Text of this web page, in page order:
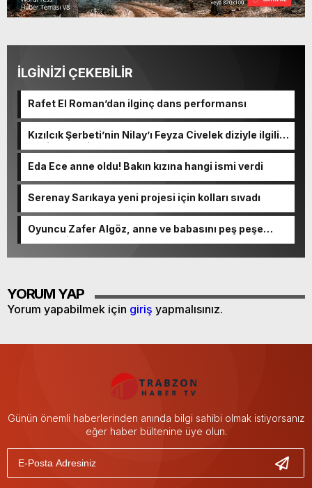
İLGİNİZİ ÇEKEBİLİR
Rafet El Roman’dan ilginç dans performansı
Kızılcık Şerbeti’nin Nilay’ı Feyza Civelek diziyle ilgili
spoiler verdi
Eda Ece anne oldu! Bakın kızına hangi ismi verdi
Serenay Sarıkaya yeni projesi için kolları sıvadı
Oyuncu Zafer Algöz, anne ve babasını peş peşe
kaybetti
YORUM YAP
Yorum yapabilmek için giriş yapmalısınız.
Günün önemli haberlerinden anında bilgi sahibi olmak istiyorsanız
eğer haber bültenine üye olun.